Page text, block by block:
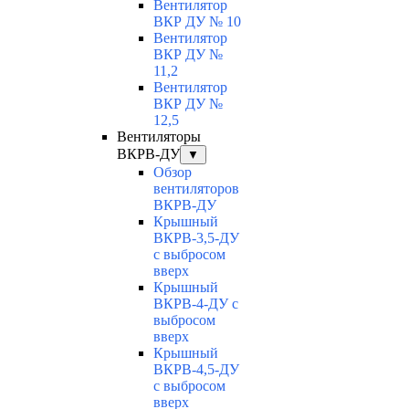
Вентилятор
ВКР ДУ № 10
Вентилятор
ВКР ДУ №
11,2
Вентилятор
ВКР ДУ №
12,5
Вентиляторы
ВКРВ-ДУ
▼
Обзор
вентиляторов
ВКРВ-ДУ
Крышный
ВКРВ-3,5-ДУ
с выбросом
вверх
Крышный
ВКРВ-4-ДУ с
выбросом
вверх
Крышный
ВКРВ-4,5-ДУ
с выбросом
вверх